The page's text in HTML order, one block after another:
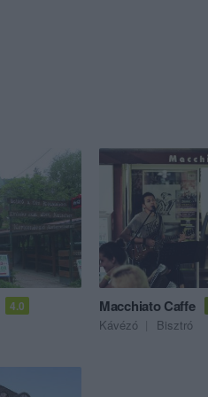
4.0 Macchiato Caffe
Kávézó Bisztró